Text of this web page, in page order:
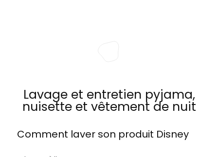
Lavage et entretien pyjama,
nuisette et vêtement de nuit
Comment laver son produit Disney